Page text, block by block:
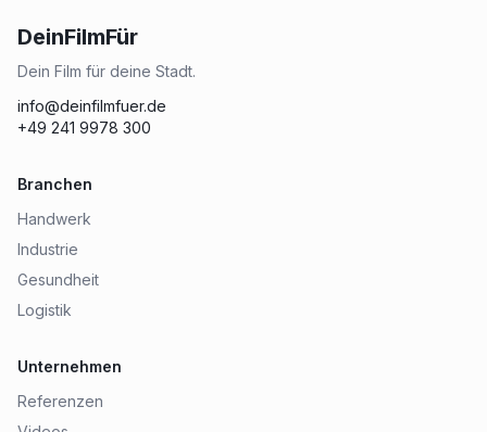
DeinFilmFür
Dein Film für deine Stadt.
info@deinfilmfuer.de
+49 241 9978 300
Branchen
Handwerk
Industrie
Gesundheit
Logistik
Unternehmen
Referenzen